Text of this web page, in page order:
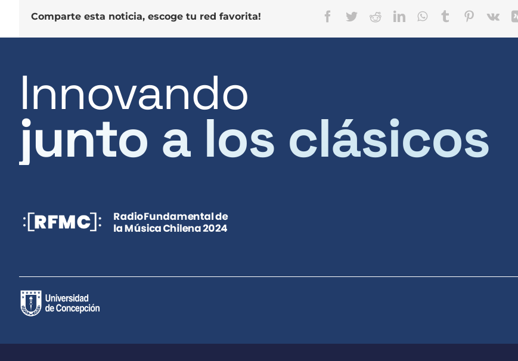
Comparte esta noticia, escoge tu red favorita! Facebook
TwitterRedditLinkedInWhatsApp
TumblrPinterest
Vk
Innovando
junto a los clásicos